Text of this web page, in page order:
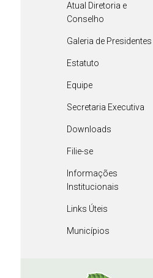
Atual Diretoria e
Conselho
Galeria de Presidentes
Estatuto
Equipe
Secretaria Executiva
Downloads
Filie-se
Informações
Institucionais
Links Úteis
Municípios